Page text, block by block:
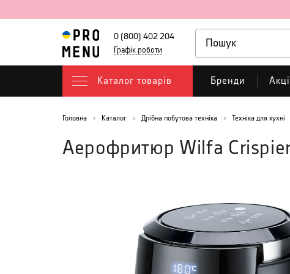
0 (800) 402 204
Графік роботи
Каталог товарів Бренди
Головна Каталог Дрібна побутова техніка Техніка для кухні
Аерофритюр Wilfa